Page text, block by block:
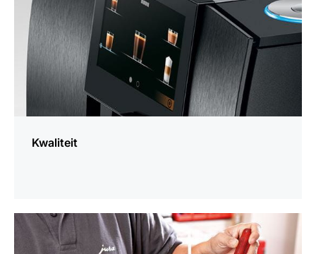
Kwaliteit
meer